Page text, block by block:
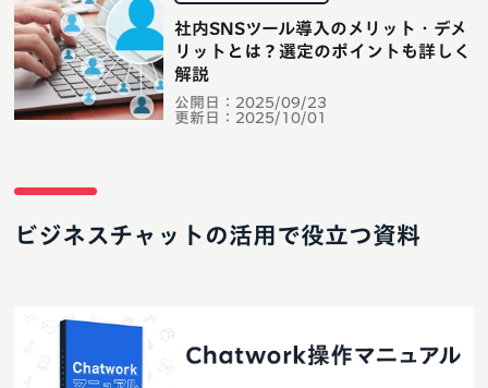
公開日： 2025/09/23
更新日： 2025/10/01
社内SNSツール導入のメリット・デメ
リットとは？選定のポイントも詳しく
解説
ビジネスチャットの活用で役立つ資料